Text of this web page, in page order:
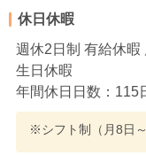
休日休暇
週休2日制 有給休暇
生日休暇
年間休日日数：115
※シフト制（月8日～